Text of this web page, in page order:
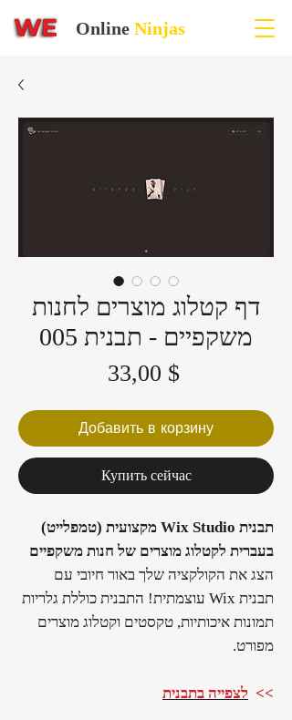
Online Ninjas
דף קטלוג מוצרים לחנות
משקפיים - תבנית 005
33,00 $Цена
Добавить в корзину
Купить сейчас
תבנית Wix Studio מקצועית (טמפלייט)
בעברית לקטלוג מוצרים של חנות משקפיים
הצג את הקולקציה שלך באור חיובי עם
תבנית Wix עוצמתית! התבנית כוללת גלריות
תמונות איכותיות, טקסטים וקטלוג מוצרים
מפורט.
>> לצפייה בתבנית